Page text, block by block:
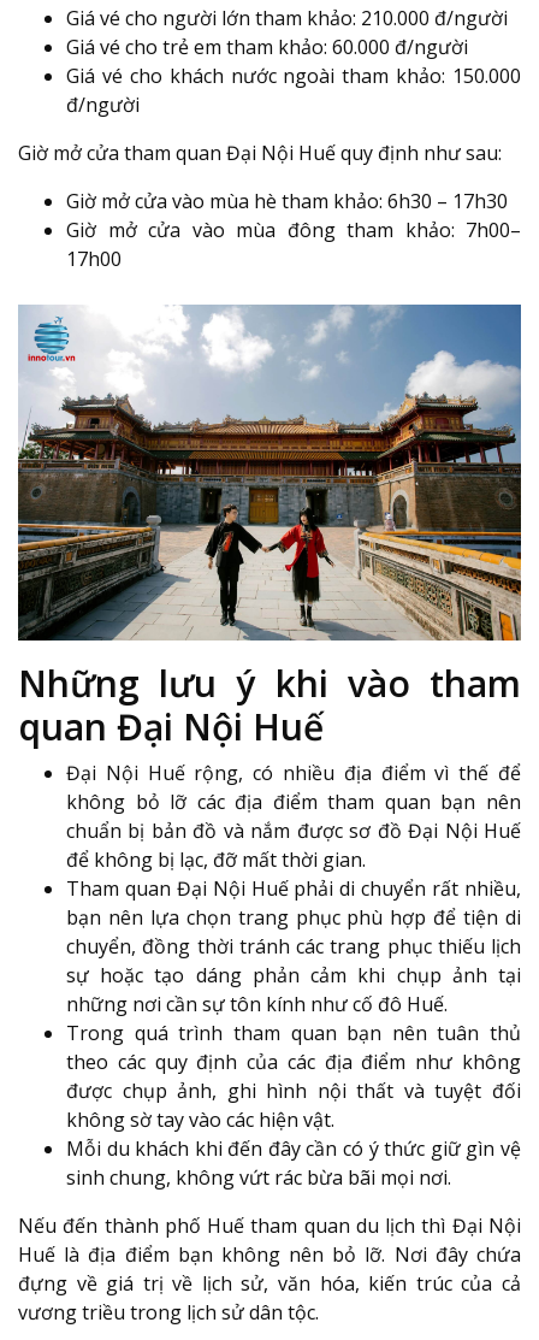
Giá vé cho người lớn tham khảo: 210.000 đ/người
Giá vé cho trẻ em tham khảo: 60.000 đ/người
Giá vé cho khách nước ngoài tham khảo: 150.000
đ/người
Giờ mở cửa tham quan Đại Nội Huế quy định như sau:
Giờ mở cửa vào mùa hè tham khảo: 6h30 – 17h30
Giờ mở cửa vào mùa đông tham khảo: 7h00–
17h00
Những lưu ý khi vào tham
quan Đại Nội Huế
Đại Nội Huế rộng, có nhiều địa điểm vì thế để
không bỏ lỡ các địa điểm tham quan bạn nên
chuẩn bị bản đồ và nắm được sơ đồ Đại Nội Huế
để không bị lạc, đỡ mất thời gian.
Tham quan Đại Nội Huế phải di chuyển rất nhiều,
bạn nên lựa chọn trang phục phù hợp để tiện di
chuyển, đồng thời tránh các trang phục thiếu lịch
sự hoặc tạo dáng phản cảm khi chụp ảnh tại
những nơi cần sự tôn kính như cố đô Huế.
Trong quá trình tham quan bạn nên tuân thủ
theo các quy định của các địa điểm như không
được chụp ảnh, ghi hình nội thất và tuyệt đối
không sờ tay vào các hiện vật.
Mỗi du khách khi đến đây cần có ý thức giữ gìn vệ
sinh chung, không vứt rác bừa bãi mọi nơi.
Nếu đến thành phố Huế tham quan du lịch thì Đại Nội
Huế là địa điểm bạn không nên bỏ lỡ. Nơi đây chứa
đựng về giá trị về lịch sử, văn hóa, kiến trúc của cả
vương triều trong lịch sử dân tộc.